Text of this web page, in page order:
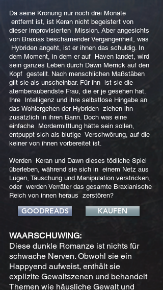
Da seine Krönung nur noch drei Monate
entfernt ist, ist Keran nicht begeistert von
dieser improvisierten Mission. Aber angesichts
von Braxias beschämender Vergangenheit, was
Hybriden angeht, ist er ihnen das schuldig. In
dem Moment, in dem er auf Haven landet, wird
sein ganzes Leben durch Dawn Merrick auf den
Kopf gestellt. Nach menschlichen Maßstäben
gilt sie als unscheinbar. Für ihn ist sie die
atemberaubendste Frau, die er je gesehen hat.
Ihre Intelligenz und ihre selbstlose Hingabe an
das Wohlergehen der Hybriden ziehen ihn
zusätzlich in ihren Bann. Doch was eine
einfache Mordermittlung hätte sein sollen,
entpuppt sich als blutige Verschwörung, auf die
keiner von ihnen vorbereitet ist.
Werden Keran und Dawn dieses tödliche Spiel
überleben, während sie sich in einem Netz aus
Lügen, Täuschung und Manipulation verstricken,
oder werden Verräter das gesamte Braxianische
Reich von innen heraus zerstören?
GOODREADS KAUFEN
WAARSCHUWING:
Diese dunkle Romanze ist nichts für
schwache Nerven. Obwohl sie ein
Happyend aufweist, enthält sie
explizite Gewaltszenen und behandelt
Themen wie häusliche Gewalt und